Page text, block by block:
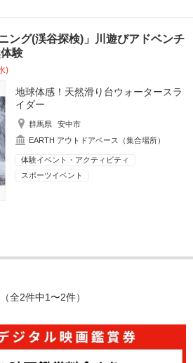
ング(渓谷探検)」川遊びアドベンチ
験
)
地球体感！天然滑り台ウォータースラ
イダー
群馬県
安中市
EARTH アウトドアベース（集合場所）
体験イベント・アクティビティ
スポーツイベント
（全2件中1〜2件）